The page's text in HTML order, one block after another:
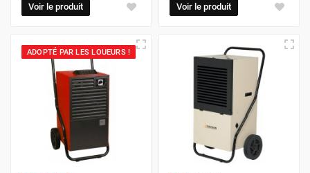
Voir le produit Voir le produit
ADOPTÉ PAR LES LOUEURS !